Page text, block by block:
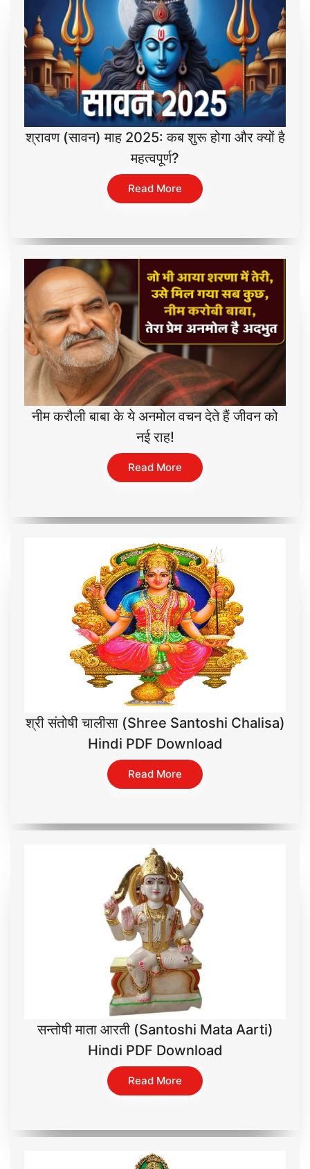
श्रावण (सावन) माह 2025: कब शुरू होगा और क्यों है
महत्वपूर्ण?
Read More
नीम करौली बाबा के ये अनमोल वचन देते हैं जीवन को
नई राह!
Read More
श्री संतोषी चालीसा (Shree Santoshi Chalisa)
Hindi PDF Download
Read More
सन्तोषी माता आरती (Santoshi Mata Aarti)
Hindi PDF Download
Read More